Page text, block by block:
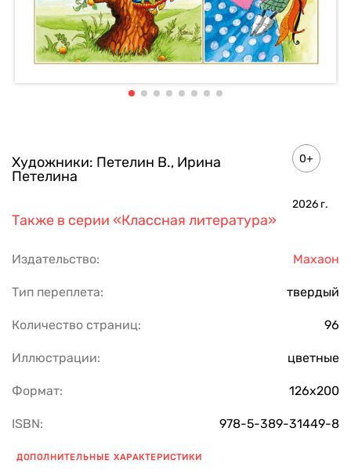
Художники: Петелин В., Ирина
Петелина
0+
2026 г.
Также в серии «Классная литература»
Издательство: Махаон
Тип переплета: твердый
Количество страниц: 96
Иллюстрации: цветные
Формат: 126х200
ISBN: 978-5-389-31449-8
ДОПОЛНИТЕЛЬНЫЕ ХАРАКТЕРИСТИКИ